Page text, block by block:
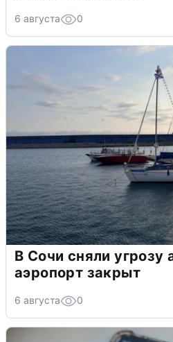
6 августа 0
В Сочи сняли угрозу
аэропорт закрыт
6 августа 0